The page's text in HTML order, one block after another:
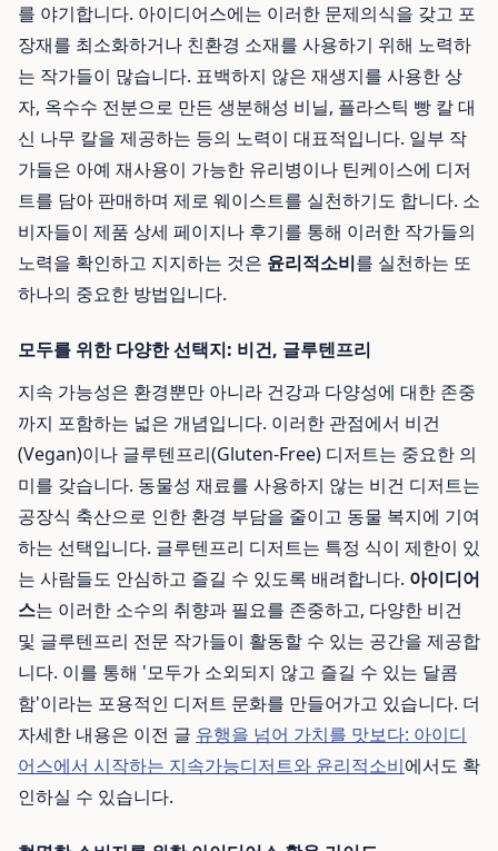
를 야기합니다. 아이디어스에는 이러한 문제의식을 갖고 포
장재를 최소화하거나 친환경 소재를 사용하기 위해 노력하
는 작가들이 많습니다. 표백하지 않은 재생지를 사용한 상
자, 옥수수 전분으로 만든 생분해성 비닐, 플라스틱 빵 칼 대
신 나무 칼을 제공하는 등의 노력이 대표적입니다. 일부 작
가들은 아예 재사용이 가능한 유리병이나 틴케이스에 디저
트를 담아 판매하며 제로 웨이스트를 실천하기도 합니다. 소
비자들이 제품 상세 페이지나 후기를 통해 이러한 작가들의
노력을 확인하고 지지하는 것은 윤리적소비를 실천하는 또
하나의 중요한 방법입니다.
모두를 위한 다양한 선택지: 비건, 글루텐프리
지속 가능성은 환경뿐만 아니라 건강과 다양성에 대한 존중
까지 포함하는 넓은 개념입니다. 이러한 관점에서 비건
(Vegan)이나 글루텐프리(Gluten-Free) 디저트는 중요한 의
미를 갖습니다. 동물성 재료를 사용하지 않는 비건 디저트는
공장식 축산으로 인한 환경 부담을 줄이고 동물 복지에 기여
하는 선택입니다. 글루텐프리 디저트는 특정 식이 제한이 있
는 사람들도 안심하고 즐길 수 있도록 배려합니다. 아이디어
스는 이러한 소수의 취향과 필요를 존중하고, 다양한 비건
및 글루텐프리 전문 작가들이 활동할 수 있는 공간을 제공합
니다. 이를 통해 '모두가 소외되지 않고 즐길 수 있는 달콤
함'이라는 포용적인 디저트 문화를 만들어가고 있습니다. 더
자세한 내용은 이전 글 유행을 넘어 가치를 맛보다: 아이디
어스에서 시작하는 지속가능디저트와 윤리적소비에서도 확
인하실 수 있습니다.